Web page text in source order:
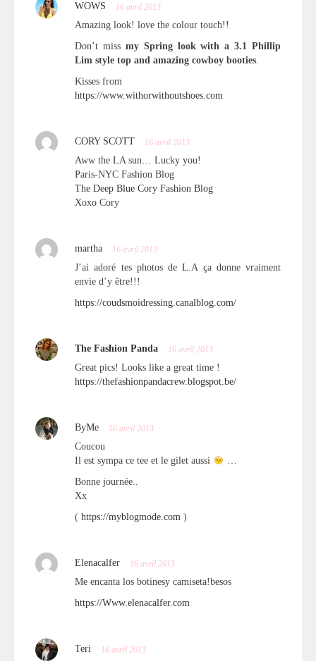
WOWS 16 avril 2013
Amazing look! love the colour touch!!
Don’t miss my Spring look with a 3.1 Phillip
Lim style top and amazing cowboy booties.
Kisses from
https://www.withorwithoutshoes.com
CORY SCOTT 16 avril 2013
Aww the LA sun… Lucky you!
Paris-NYC Fashion Blog
The Deep Blue Cory Fashion Blog
Xoxo Cory
martha 16 avril 2013
J’ai adoré tes photos de L.A ça donne vraiment
envie d’y être!!!
https://coudsmoidressing.canalblog.com/
The Fashion Panda 16 avril 2013
Great pics! Looks like a great time !
https://thefashionpandacrew.blogspot.be/
ByMe 16 avril 2013
Coucou
Il est sympa ce tee et le gilet aussi
…
Bonne journée..
Xx
( https://myblogmode.com )
Elenacalfer 16 avril 2013
Me encanta los botinesy camiseta!besos
https://Www.elenacalfer.com
Teri 16 avril 2013